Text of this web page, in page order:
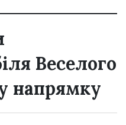
Веселого
напрямку